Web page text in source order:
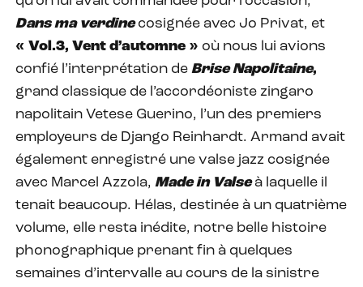
Dans ma verdinecosignée avec Jo Privat, et
« Vol.3, Vent d’automne » où nous lui avions
confié l’interprétation de Brise Napolitaine,
grand classique de l’accordéoniste zingaro
napolitain Vetese Guerino, l’un des premiers
employeurs de Django Reinhardt. Armand avait
également enregistré une valse jazz cosignée
avec Marcel Azzola, Made in Valseà laquelle il
tenait beaucoup. Hélas, destinée à un quatrième
volume, elle resta inédite, notre belle histoire
phonographique prenant fin à quelques
semaines d’intervalle au cours de la sinistre